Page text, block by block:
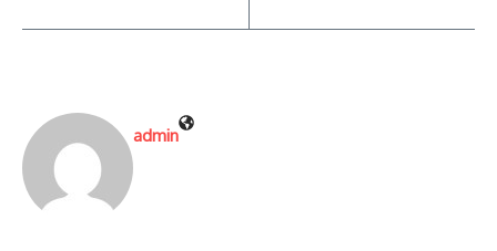
admin